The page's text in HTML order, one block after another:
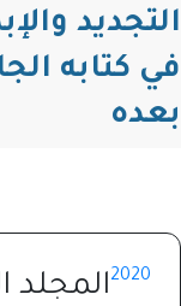
التجديد
في كتابه
بعده
2020